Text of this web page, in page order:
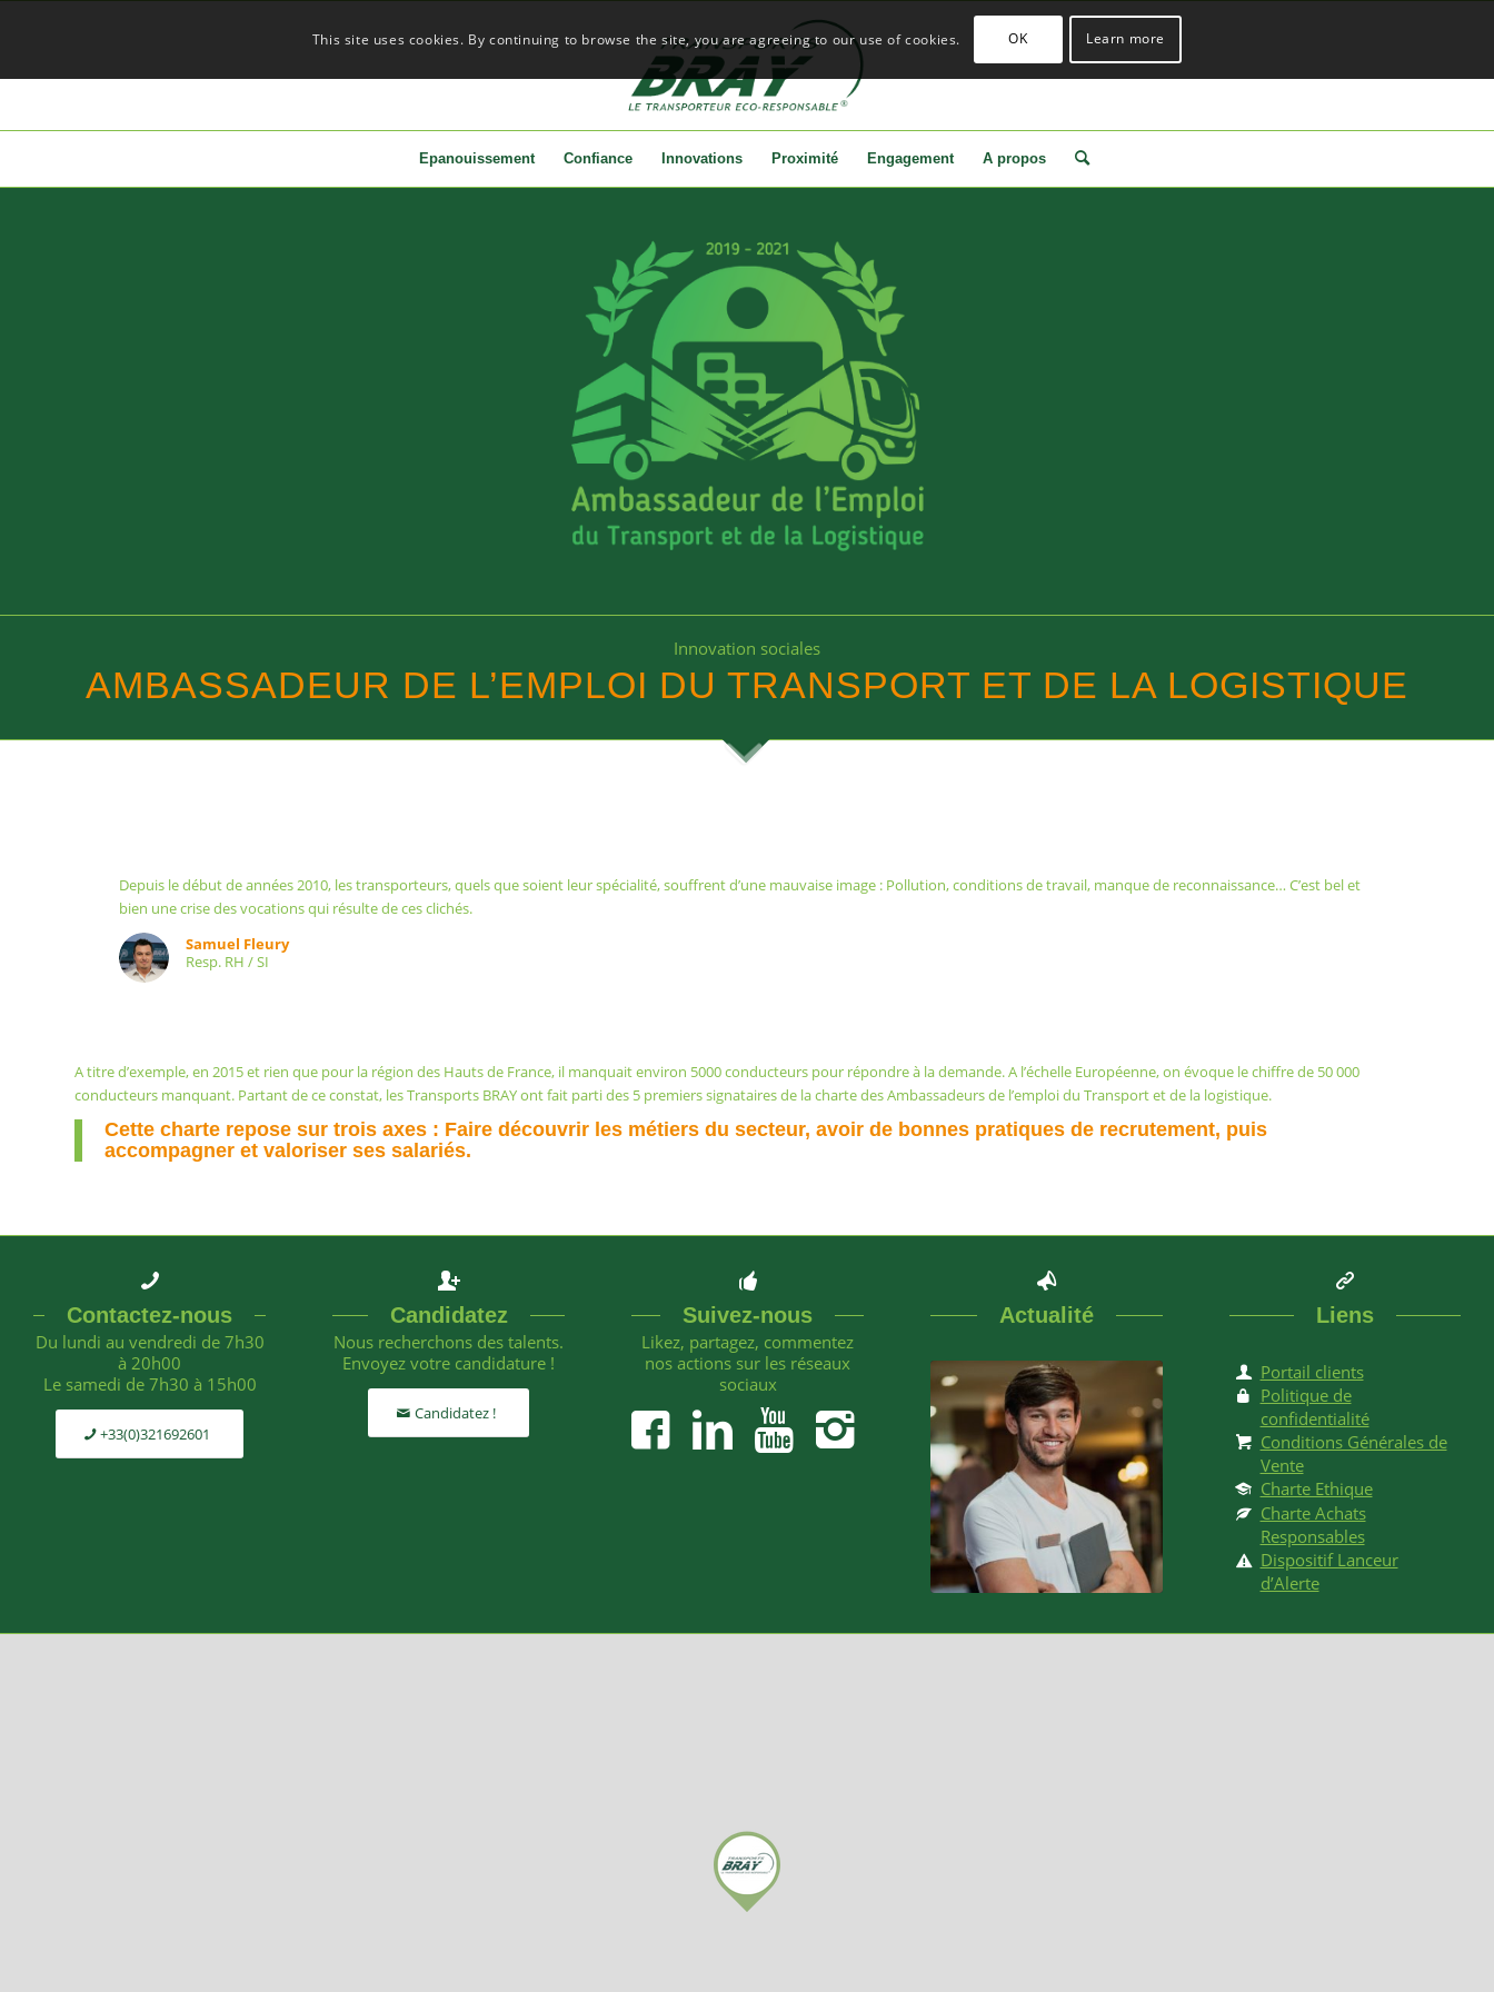
Epanouissement Confiance Innovations Proximité Engagement A propos
Innovation sociales
AMBASSADEUR DE L’EMPLOI DU TRANSPORT ET DE LA LOGISTIQUE
Depuis le début de années 2010, les transporteurs, quels que soient leur spécialité, souffrent d’une mauvaise image : Pollution, conditions de travail, manque de reconnaissance… C’est bel et
bien une crise des vocations qui résulte de ces clichés.
Samuel Fleury
Resp. RH / SI
A titre d’exemple, en 2015 et rien que pour la région des Hauts de France, il manquait environ 5000 conducteurs pour répondre à la demande. A l’échelle Européenne, on évoque le chiffre de 50 000
conducteurs manquant. Partant de ce constat, les Transports BRAY ont fait parti des 5 premiers signataires de la charte des Ambassadeurs de l’emploi du Transport et de la logistique.
Cette charte repose sur trois axes : Faire découvrir les métiers du secteur, avoir de bonnes pratiques de recrutement, puis
accompagner et valoriser ses salariés.
Contactez-nous
Du lundi au vendredi de 7h30
à 20h00
Le samedi de 7h30 à 15h00
+33(0)321692601
Candidatez
Nous recherchons des talents.
Envoyez votre candidature !
Candidatez !
Suivez-nous
Likez, partagez, commentez
nos actions sur les réseaux
sociaux
Actualité Liens
Portail clients
Politique de
confidentialité
Conditions Générales de
Vente
Charte Ethique
Charte Achats
Responsables
Dispositif Lanceur
d’Alerte
This site uses cookies. By continuing to browse the site, you are agreeing to our use of cookies. OK Learn more